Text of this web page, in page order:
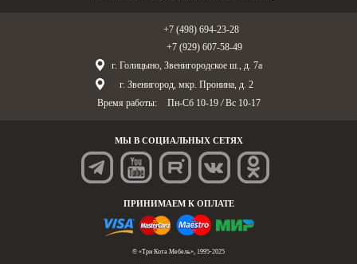
+7 (498) 694-23-28
+7 (929) 607-58-49
г. Голицыно, Звенигородское ш., д. 7а
г. Звенигород, мкр. Пронина, д. 2
Время работы:
Пн-Сб 10-19 / Вс 10-17
МЫ В СОЦИАЛЬНЫХ СЕТЯХ
ПРИНИМАЕМ К ОПЛАТЕ
© «Три Кота Мебель», 1995-2025